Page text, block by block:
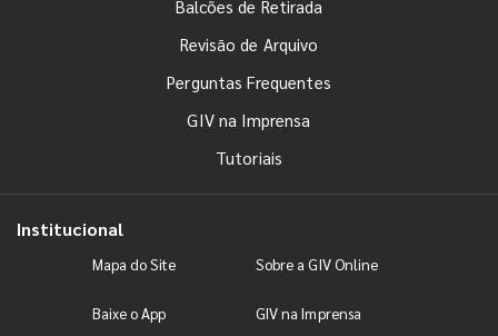
Balcões de Retirada
Revisão de Arquivo
Perguntas Frequentes
GIV na Imprensa
Tutoriais
Institucional
Mapa do Site Sobre a GIV Online
Baixe o App GIV na Imprensa